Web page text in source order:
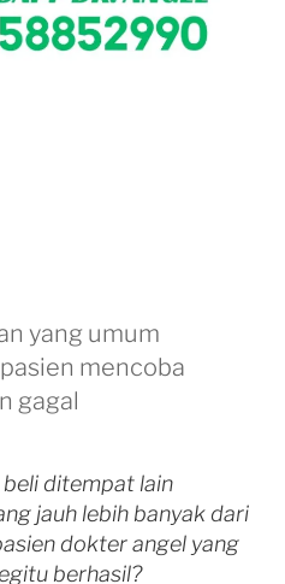
yang umum
mencoba
gagal
ditempat lain
jauh lebih banyak dari
dokter angel yang
berhasil?